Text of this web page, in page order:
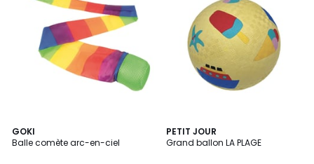
GOKI
Balle comète arc-en-ciel
PETIT JOUR
Grand ballon LA PLAGE